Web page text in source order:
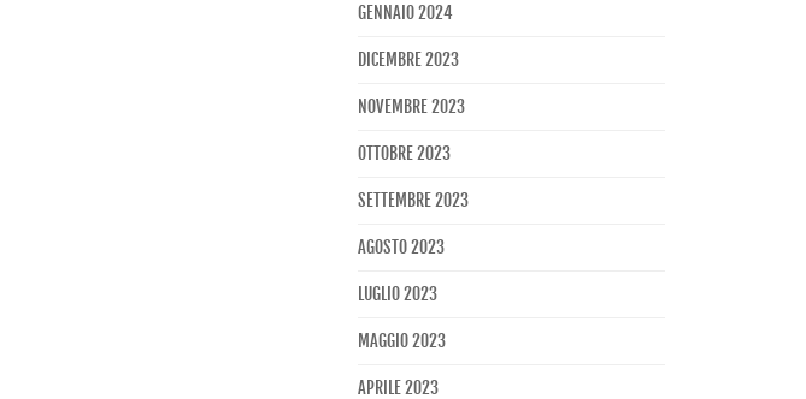
GENNAIO 2024
DICEMBRE 2023
NOVEMBRE 2023
OTTOBRE 2023
SETTEMBRE 2023
AGOSTO 2023
LUGLIO 2023
MAGGIO 2023
APRILE 2023